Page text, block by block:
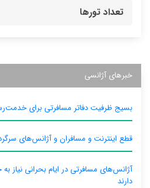
تعداد تورها
خبرهای آژانسی
بسیج ظرفیت دفاتر مسافرتی برای
قطع اینترنت و مسافران و آژانس‌های
آژانس‌های مسافرتی در ایام بحرانی نیاز به
دارند